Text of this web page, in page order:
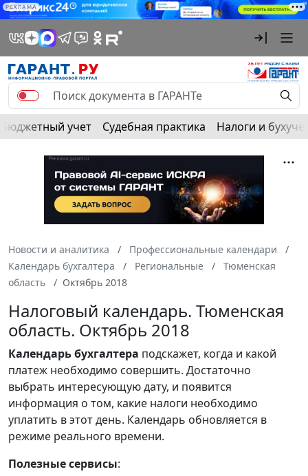
РЕКЛАМА
Бюджетный учет Судебная практика Налоги и
Новости и аналитика
Профессиональные календари
Календарь бухгалтера
Региональные
Тюменская
область
Октябрь 2018
Налоговый календарь. Тюменская
область. Октябрь 2018
Календарьбухгалтера подскажет, когда и какой
платеж необходимо совершить. Достаточно
выбрать интересующую дату, и появится
информация о том, какие налоги необходимо
уплатить в этот день. Календарь обновляется в
режиме реального времени.
Полезные сервисы: